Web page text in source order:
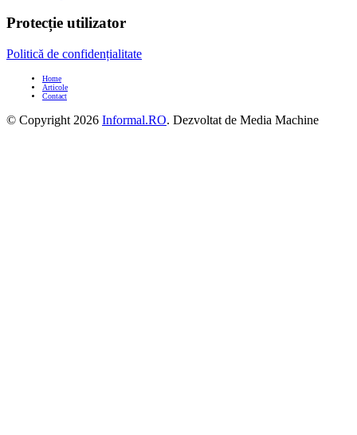
Protecție utilizator
Politică de confidențialitate
Home
Articole
Contact
© Copyright 2026 Informal.RO. Dezvoltat de Media Machine